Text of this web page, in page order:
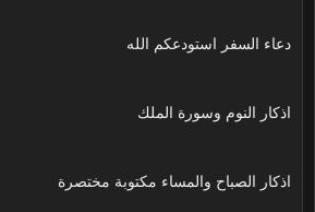
دعاء السفر استودعكم الله
اذكار النوم وسورة الملك
اذكار الصباح والمساء مكتوبة مختصرة